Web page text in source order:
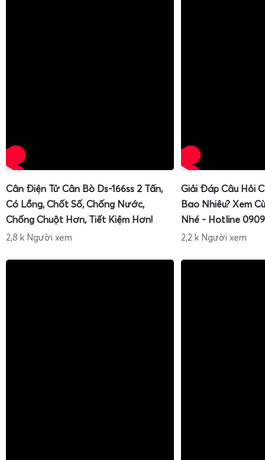
Cân Điện Tử Cân Bò Ds-166ss 2 Tấn,
Có Lồng, Chốt Số, Chống Nước,
Chống Chuột Hơn, Tiết Kiệm Hơn!
2,8 k Người xem
Giải Đáp Câu Hỏi
Bao Nhiêu? Xem
Nhé - Hotline
2,2 k Người xem